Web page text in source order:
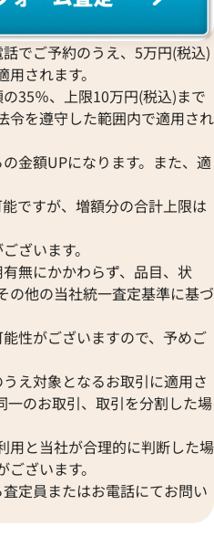
参考買取価格
306,000円
※2024年2月27日時点の参考
参考買取価格
227,000円
でご予約のうえ、5万円(税込)
されます。
35％、上限10万円(税込)まで
令を遵守した範囲内で適用され
金額UPになります。また、適
ですが、増額分の合計上限は
ざいます。
無にかかわらず、品目、状
の他の当社統一査定基準に基づ
性がございますので、予めご
え対象となるお取引に適用さ
一のお取引、取引を分割した場
用と当社が合理的に判断した場
ざいます。
定員またはお電話にてお問い